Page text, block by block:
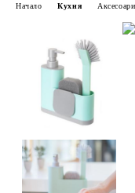
Начало Кухня